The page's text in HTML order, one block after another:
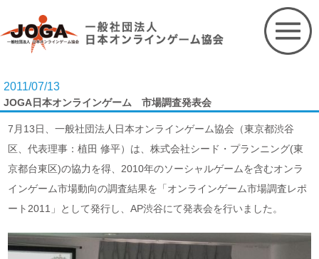
content
2011/07/13
JOGA日本オンラインゲーム 市場調査発表会
7月13日、一般社団法人日本オンラインゲーム協会（東京都渋谷
区、代表理事：植田 修平）は、株式会社シード・プランニング(東
京都台東区)の協力を得、2010年のソーシャルゲームを含むオンラ
インゲーム市場動向の調査結果を「オンラインゲーム市場調査レポ
ート2011」として発行し、AP渋谷にて発表会を行いました。